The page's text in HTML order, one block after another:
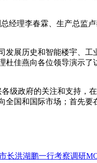
经理李春霖、生产总监
展历史和智能楼宇、工
杜佳燕向各位领导演示了
级政府的关注和支持，
全国和国际市场；首先要
长洪湖鹏一行考察调研